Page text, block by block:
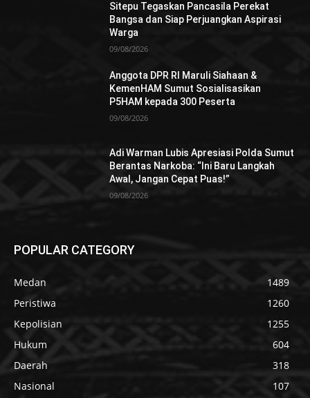
Sitepu Tegaskan Pancasila Perekat
Bangsa dan Siap Perjuangkan Aspirasi
Warga
09/08/2026
Anggota DPR RI Maruli Siahaan &
KemenHAM Sumut Sosialisasikan
P5HAM kepada 300 Peserta
09/08/2026
Adi Warman Lubis Apresiasi Polda Sumut
Berantas Narkoba: “Ini Baru Langkah
Awal, Jangan Cepat Puas!”
09/08/2026
POPULAR CATEGORY
Medan
1489
Peristiwa
1260
Kepolisian
1255
Hukum
604
Daerah
318
Nasional
107